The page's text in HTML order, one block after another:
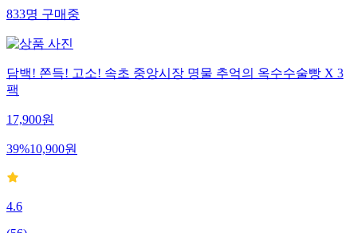
833명구매중
담백! 쫀득! 고소! 속초 중앙시장 명물 추억의 옥수수술빵 X 3
팩
17,900원
39%10,900원
4.6